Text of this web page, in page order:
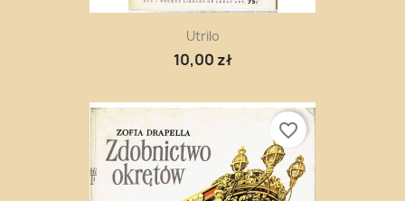
Utrilo
10,00 zł
favorite_border